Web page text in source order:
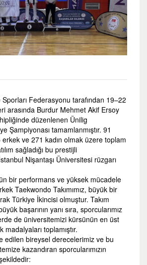
Federasyonu tarafından 19–22
arasında Burdur Mehmet Akif Ersoy
düzenlenen Ünilig
Şampiyonası tamamlanmıştır. 91
ve 271 kadın olmak üzere toplam
sağladığı bu prestijli
Nişantaşı Üniversitesi rüzgarı
bir performans ve yüksek mücadele
Taekwondo Takımımız, büyük bir
Türkiye İkincisi olmuştur. Takım
başarının yanı sıra, sporcularımız
de üniversitemizi kürsünün en üst
madalyaları toplamıştır.
edilen bireysel derecelerimiz ve bu
kazandıran sporcularımızın